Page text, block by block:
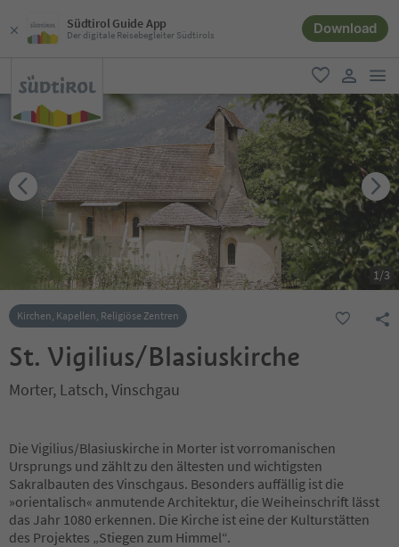
Südtirol Guide App
Der digitale Reisebegleiter Südtirols Download
favorit
user link
1/3
Kirchen, Kapellen, Religiöse Zentren
St. Vigilius/Blasiuskirche
Morter, Latsch, Vinschgau
Die Vigilius/Blasiuskirche in Morter ist vorromanischen
Ursprungs und zählt zu den ältesten und wichtigsten
Sakralbauten des Vinschgaus. Besonders auffällig ist die
»orientalisch« anmutende Architektur, die Weiheinschrift lässt
das Jahr 1080 erkennen. Die Kirche ist eine der Kulturstätten
des Projektes „Stiegen zum Himmel“.